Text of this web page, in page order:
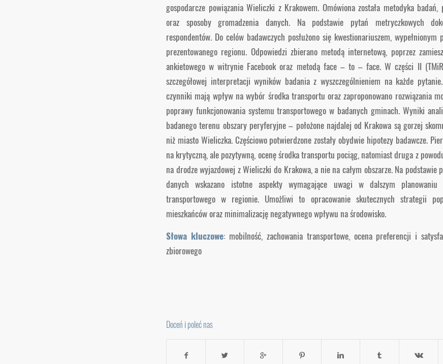
gospodarcze powiązania Wieliczki z Krakowem. Omówiona została metodyka
oraz sposoby gromadzenia danych. Na podstawie pytań metryczkowych
respondentów. Do celów badawczych posłużono się kwestionariuszem,
prezentowanego regionu. Odpowiedzi zbierano metodą internetową, poprzez
ankietowego w witrynie Facebook oraz metodą face – to – face. W części II
szczegółowej interpretacji wyników badania z wyszczególnieniem na każde
czynniki mają wpływ na wybór środka transportu oraz zaproponowano rozwiązania
poprawy funkcjonowania systemu transportowego w badanych gminach. Wyniki
badanego terenu obszary peryferyjne – położone najdalej od Krakowa są gorzej
niż miasto Wieliczka. Częściowo potwierdzone zostały obydwie hipotezy badawcze.
na krytyczną, ale pozytywną, ocenę środka transportu pociąg, natomiast druga z
na drodze wyjazdowej z Wieliczki do Krakowa, a nie na całym obszarze. Na podstawie
danych wskazano istotne aspekty wymagające uwagi w dalszym planowaniu
transportowego w regionie. Umożliwi to opracowanie skutecznych strategii
mieszkańców oraz minimalizację negatywnego wpływu na środowisko.
Słowa kluczowe: mobilność, zachowania transportowe, ocena preferencji i
zbiorowego
Doceń i poleć nas